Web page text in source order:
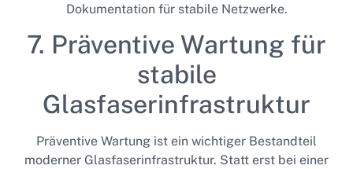
Dokumentation für stabile Netzwerke.
7. Präventive Wartung für
stabile
Glasfaserinfrastruktur
Präventive Wartung ist ein wichtiger Bestandteil
moderner Glasfaserinfrastruktur. Statt erst bei einer